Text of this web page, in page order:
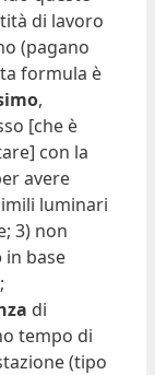
di lavoro
(pagano
formula è
,
[che è
con la
avere
luminari
3) non
in base
di
tempo di
(tipo